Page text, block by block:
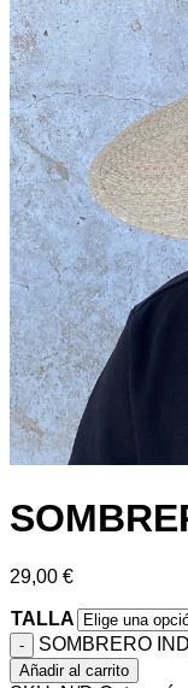
29,00 €
TALLA
SOMBRERO
Añadir al carrito